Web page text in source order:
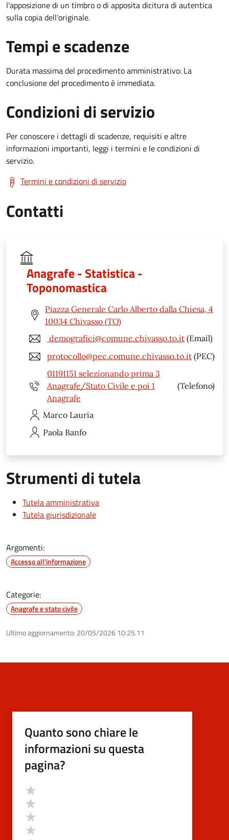
l'apposizione di un timbro o di apposita dicitura di autentica
sulla copia dell'originale.
Tempi e scadenze
Durata massima del procedimento amministrativo: La
conclusione del procedimento è immediata.
Condizioni di servizio
Per conoscere i dettagli di scadenze, requisiti e altre
informazioni importanti, leggi i termini e le condizioni di
servizio.
Termini e condizioni di servizio
Contatti
Anagrafe - Statistica -
Toponomastica
Piazza Generale Carlo Alberto dalla Chiesa, 4
10034 Chivasso (TO)
demografici@comune.chivasso.to.it (Email)
protocollo@pec.comune.chivasso.to.it (PEC)
01191151 selezionando prima 3
Anagrafe/Stato Civile e poi 1
Anagrafe
(Telefono)
Marco Lauria
Paola Banfo
Strumenti di tutela
Tutela amministrativa
Tutela giurisdizionale
Argomenti:
Accesso all'informazione
Categorie:
Anagrafe e stato civile
Ultimo aggiornamento: 20/05/2026 10:25.11
Quanto sono chiare le
informazioni su questa
pagina?
Valutazione